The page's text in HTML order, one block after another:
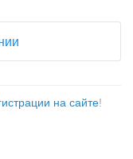
на сайте!